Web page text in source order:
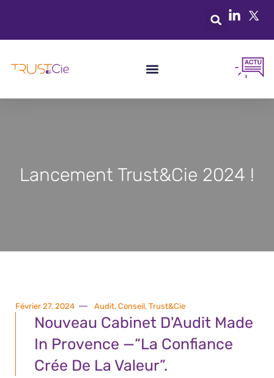
Lancement Trust&Cie 2024 !
Février 27, 2024 Audit, Conseil, Trust&Cie
Nouveau Cabinet D'Audit Made
In Provence —“La Confiance
Crée De La Valeur”​.